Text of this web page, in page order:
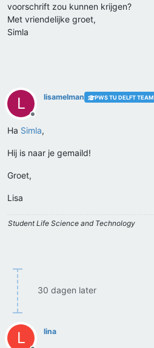
voorschrift zou kunnen krijgen?
Met vriendelijke groet,
Simla
L
Offline
lisamelman PWS TU DELFT TEAM
Ha Simla,
Hij is naar je gemaild!
Groet,
Lisa
Student Life Science and Technology
30 dagen later
L lina